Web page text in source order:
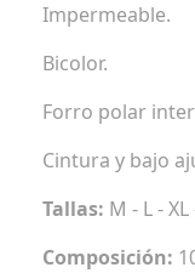
Impermeable.
Bicolor.
Forro polar
Cintura y bajo
Tallas: M - L - XL
Composición: